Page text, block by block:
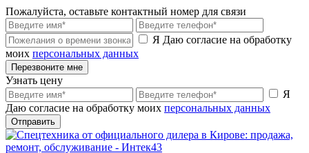
Пожалуйста, оставьте контактный номер для связи
Я Даю согласие на обработку
моих персональных данных
Перезвоните мне
Узнать цену
Я
Даю согласие на обработку моих персональных данных
Отправить